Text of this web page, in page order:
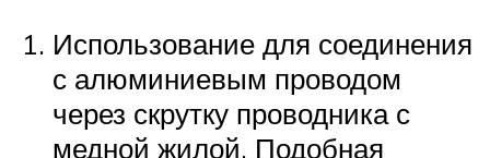
Использование для соединения
с алюминиевым проводом
через скрутку проводника с
медной жилой. Подобная